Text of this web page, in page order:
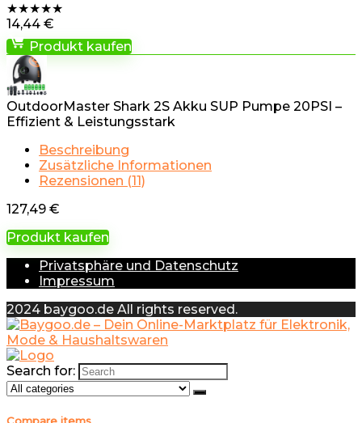
★★★★★
14,44 €
Produkt kaufen
OutdoorMaster Shark 2S Akku SUP Pumpe 20PSI –
Effizient & Leistungsstark
Beschreibung
Zusätzliche Informationen
Rezensionen (11)
127,49 €
Produkt kaufen
Privatsphäre und Datenschutz
Impressum
2024 baygoo.de All rights reserved.
Search for: